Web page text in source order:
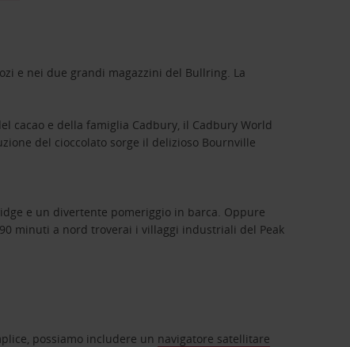
e nei due grandi magazzini del Bullring. La
cacao e della famiglia Cadbury, il Cadbury World
del cioccolato sorge il delizioso Bournville
e un divertente pomeriggio in barca. Oppure
minuti a nord troverai i villaggi industriali del Peak
possiamo includere un navigatore satellitare